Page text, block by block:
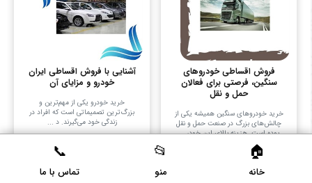
فروش اقساطی خودروهای
سنگین، فرصتی برای فعالان
حمل و نقل
خرید خودروهای سنگین همیشه یکی از
چالش‌های بزرگ در صنعت حمل و نقل
بوده است. هزینه بالای این خودر ...
آشنایی با فروش اقساطی ایران
خودرو و مزایای آن
خرید خودرو یکی از مهم‌ترین و
بزرگ‌ترین تصمیماتی است که افراد در
زندگی خود می‌گیرند. د ...
خانه منو تماس با ما